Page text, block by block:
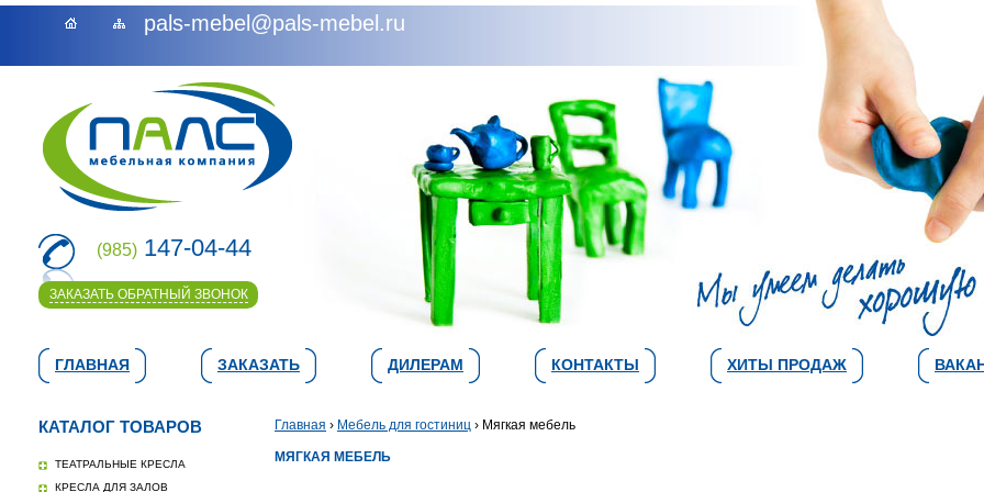
pals-mebel@pals-mebel.ru
(985) 147-04-44
ЗАКАЗАТЬ ОБРАТНЫЙ ЗВОНОК
ГЛАВНАЯ ЗАКАЗАТЬ ДИЛЕРАМ КОНТАКТЫ ХИТЫ ПРОДАЖ
КАТАЛОГ ТОВАРОВ
ТЕАТРАЛЬНЫЕ КРЕСЛА
КРЕСЛА ДЛЯ ЗАЛОВ
Главная › Мебель для гостиниц › Мягкая мебель
МЯГКАЯ МЕБЕЛЬ